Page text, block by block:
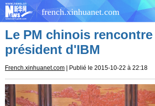
french.xinhuanet.com
CHINE
CULTURE
Le PM chinois rencontre
président d'IBM
French.xinhuanet.com | Publié le 2015-10-22 à 22:18